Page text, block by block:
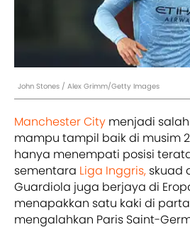
John Stones / Alex Grimm/Getty Images
Manchester City menjadi
mampu tampil baik di musim
hanya menempati posisi
sementara Liga Inggris, skuad
Guardiola juga berjaya di
menapakkan satu kaki di
mengalahkan Paris Saint-